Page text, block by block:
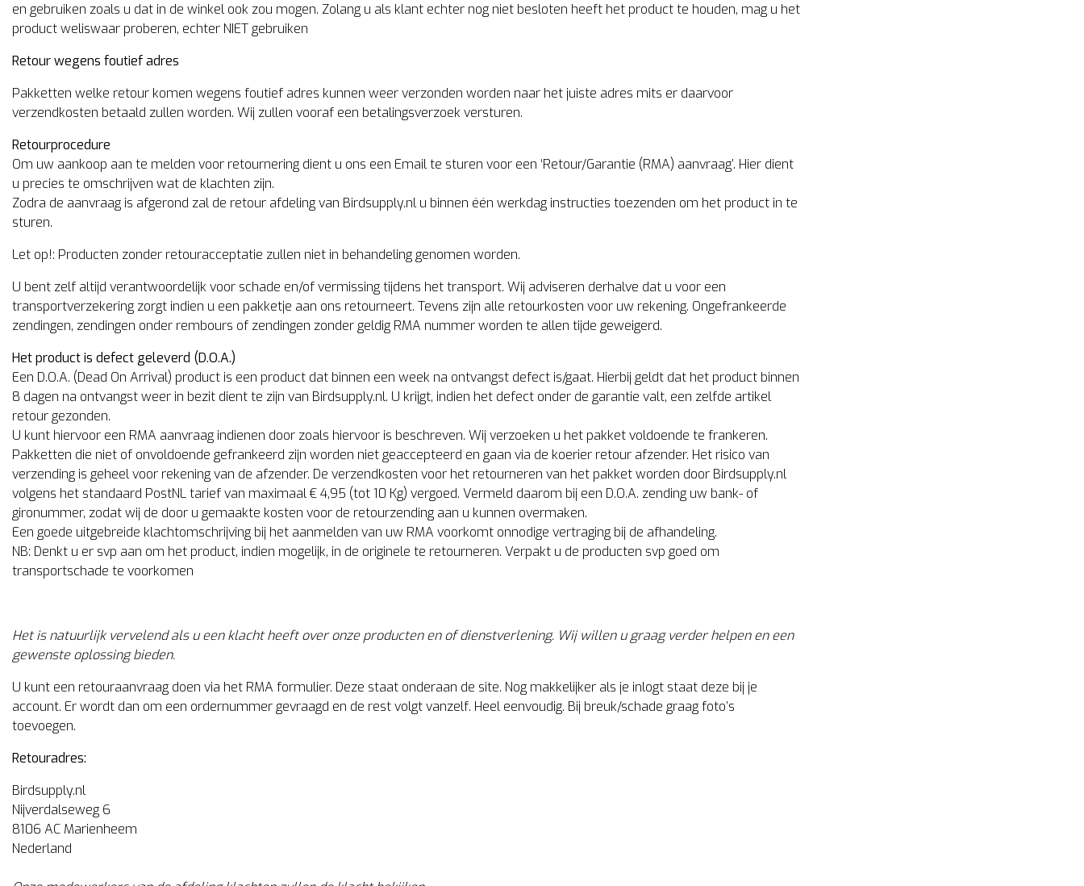
en gebruiken zoals u dat in de winkel ook zou mogen. Zolang u als klant echter nog niet besloten heeft het product te houden, mag u het
product weliswaar proberen, echter NIET gebruiken
Retour wegens foutief adres
Pakketten welke retour komen wegens foutief adres kunnen weer verzonden worden naar het juiste adres mits er daarvoor
verzendkosten betaald zullen worden. Wij zullen vooraf een betalingsverzoek versturen.
Retourprocedure
Om uw aankoop aan te melden voor retournering dient u ons een Email te sturen voor een ‘Retour/Garantie (RMA) aanvraag’. Hier dient
u precies te omschrijven wat de klachten zijn.
Zodra de aanvraag is afgerond zal de retour afdeling van Birdsupply.nl u binnen één werkdag instructies toezenden om het product in te
sturen.
Let op!: Producten zonder retouracceptatie zullen niet in behandeling genomen worden.
U bent zelf altijd verantwoordelijk voor schade en/of vermissing tijdens het transport. Wij adviseren derhalve dat u voor een
transportverzekering zorgt indien u een pakketje aan ons retourneert. Tevens zijn alle retourkosten voor uw rekening. Ongefrankeerde
zendingen, zendingen onder rembours of zendingen zonder geldig RMA nummer worden te allen tijde geweigerd.
Het product is defect geleverd (D.O.A.)
Een D.O.A. (Dead On Arrival) product is een product dat binnen een week na ontvangst defect is/gaat. Hierbij geldt dat het product binnen
8 dagen na ontvangst weer in bezit dient te zijn van Birdsupply.nl. U krijgt, indien het defect onder de garantie valt, een zelfde artikel
retour gezonden.
U kunt hiervoor een RMA aanvraag indienen door zoals hiervoor is beschreven. Wij verzoeken u het pakket voldoende te frankeren.
Pakketten die niet of onvoldoende gefrankeerd zijn worden niet geaccepteerd en gaan via de koerier retour afzender. Het risico van
verzending is geheel voor rekening van de afzender. De verzendkosten voor het retourneren van het pakket worden door Birdsupply.nl
volgens het standaard PostNL tarief van maximaal € 4,95 (tot 10 Kg) vergoed. Vermeld daarom bij een D.O.A. zending uw bank- of
gironummer, zodat wij de door u gemaakte kosten voor de retourzending aan u kunnen overmaken.
Een goede uitgebreide klachtomschrijving bij het aanmelden van uw RMA voorkomt onnodige vertraging bij de afhandeling.
NB: Denkt u er svp aan om het product, indien mogelijk, in de originele te retourneren. Verpakt u de producten svp goed om
transportschade te voorkomen
Het is natuurlijk vervelend als u een klacht heeft over onze producten en of dienstverlening. Wij willen u graag verder helpen en een
gewenste oplossing bieden.
U kunt een retouraanvraag doen via het RMA formulier. Deze staat onderaan de site. Nog makkelijker als je inlogt staat deze bij je
account. Er wordt dan om een ordernummer gevraagd en de rest volgt vanzelf. Heel eenvoudig. Bij breuk/schade graag foto’s
toevoegen.
Retouradres:
Birdsupply.nl
Nijverdalseweg 6
8106 AC Marienheem
Nederland